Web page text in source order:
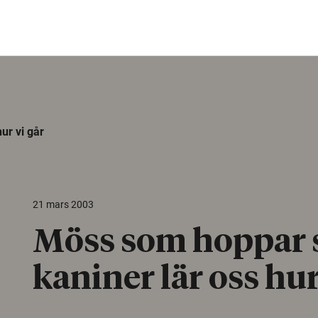
vi går
21 mars 2003
Möss som hoppar
kaniner lär oss